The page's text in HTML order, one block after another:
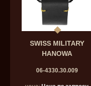
SWISS MILITARY
HANOWA
06-4330.30.009